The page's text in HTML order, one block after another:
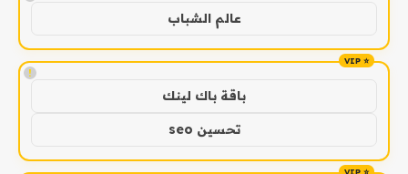
عالم الشباب
!
باقة باك لينك
تحسين seo